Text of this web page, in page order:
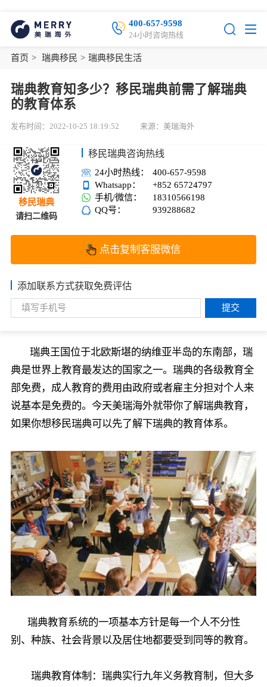
400-657-9598
24小时咨询热线
首页 > 瑞典移民 > 瑞典移民生活
瑞典教育知多少？移民瑞典前需了解瑞典
的教育体系
发布时间：2022-10-25 18:19:52 来源：美瑞海外
移民瑞典
请扫二维码
移民瑞典咨询热线
24小时热线：
400-657-9598
Whatsapp：
+852 65724797
手机/微信：
18310566198
QQ号：
939288682
点击复制客服微信
添加联系方式获取免费评估
提交
瑞典王国位于北欧斯堪的纳维亚半岛的东南部，瑞
典是世界上教育最发达的国家之一。瑞典的各级教育全
部免费，成人教育的费用由政府或者雇主分担对个人来
说基本是免费的。今天美瑞海外就带你了解瑞典教育，
如果你想移民瑞典可以先了解下瑞典的教育体系。
瑞典教育系统的一项基本方针是每一个人不分性
别、种族、社会背景以及居住地都要受到同等的教育。
瑞典教育体制：瑞典实行九年义务教育制，但大多